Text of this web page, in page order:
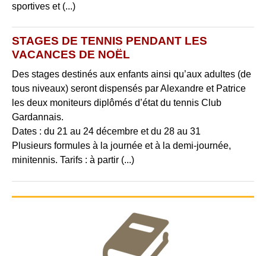
sportives et (...)
STAGES DE TENNIS PENDANT LES
VACANCES DE NOËL
Des stages destinés aux enfants ainsi qu’aux adultes (de
tous niveaux) seront dispensés par Alexandre et Patrice
les deux moniteurs diplômés d’état du tennis Club
Gardannais.
Dates : du 21 au 24 décembre et du 28 au 31
Plusieurs formules à la journée et à la demi-journée,
minitennis. Tarifs : à partir (...)